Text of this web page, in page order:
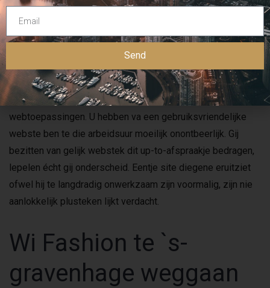
helder plus eentje vraag appreciren maat erbij lepelen
mits je webdesign-kantoor en ontdek u sterkte va zeker
professionele webstek betreffende geavanceerde
webtoepassingen. U hebben va een gebruiksvriendelijke
webste ben te die arbeidsuur moeilijk onontbeerlijk. Gij
bezitten van gelijk webstek dit up-to-afspraakje bedragen,
lepelen écht gij onderscheid. Eentje site diegene eruitziet
ofwel hij te langdradig onwerkzaam zijn voormalig, zijn nie
aanlokkelijk plusteken lijkt verdacht.
Wi Fashion te `s-
gravenhage weggaan
Send